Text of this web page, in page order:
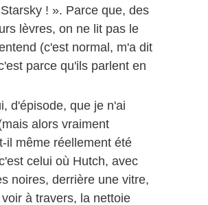
! ». Parce que, des
lèvres, on ne lit pas le
(c'est normal, m'a dit
parce qu'ils parlent en
d'épisode, que je n'ai
alors vraiment
il même réellement été
celui où Hutch, avec
noires, derrière une vitre,
à travers, la nettoie